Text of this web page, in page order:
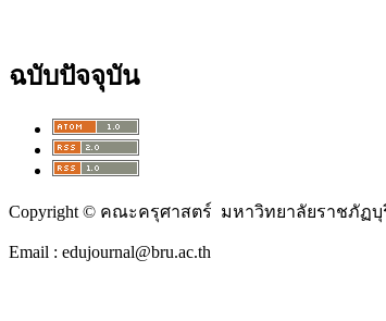
ฉบับปัจจุบัน
Copyright © คณะครุศาสตร์ มหาวิทยาลัยราชภัฏบุ
Email : edujournal@bru.ac.th